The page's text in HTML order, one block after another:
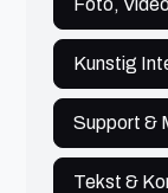
Kunstig
Support &
Tekst &